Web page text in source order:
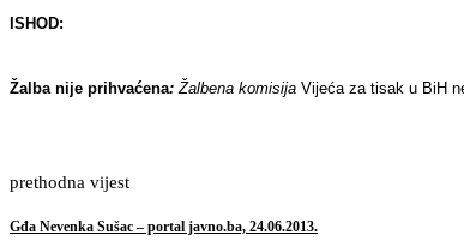
ISHOD:
Žalba nije prihvaćena: Žalbena komisija Vijeća za tisak u BiH
prethodna vijest
Gđa Nevenka Sušac – portal javno.ba, 24.06.2013.